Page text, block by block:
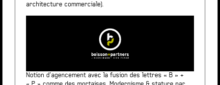
architecture commerciale).
Notion d’agencement avec la fusion des lettres « B » +